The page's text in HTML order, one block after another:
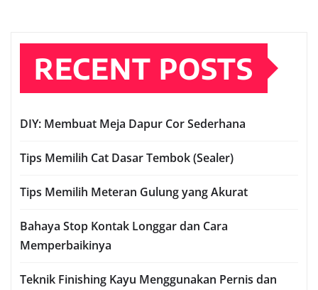
RECENT POSTS
DIY: Membuat Meja Dapur Cor Sederhana
Tips Memilih Cat Dasar Tembok (Sealer)
Tips Memilih Meteran Gulung yang Akurat
Bahaya Stop Kontak Longgar dan Cara
Memperbaikinya
Teknik Finishing Kayu Menggunakan Pernis dan